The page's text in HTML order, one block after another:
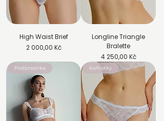
High Waist Brief
Cena
2 000,00 Kč
Longline Triangle
Bralette
Cena
4 250,00 Kč
Podprsenka Kalhotky